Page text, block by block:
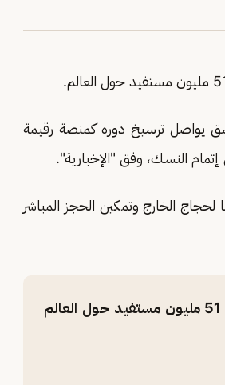
يواصل ترسيخ دوره كمنصة رقيمة
النسك، وفق "الإخبارية".
لحجاج الخارج وتمكين الحجز المباشر